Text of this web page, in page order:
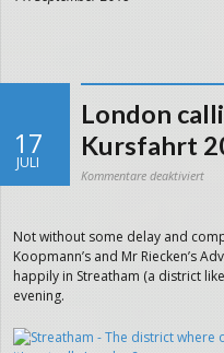
17
JULI
London
Kursfahrt
Kommentare deaktiviertfür
Not without some delay and
Koopmann’s and Mr Riecken’s
happily in Streatham (a district
evening.